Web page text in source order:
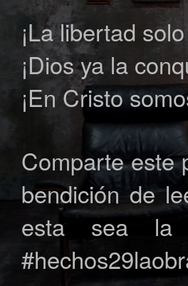
¡La libertad
¡Dios ya la
¡En Cristo
Comparte este
bendición de
esta sea la